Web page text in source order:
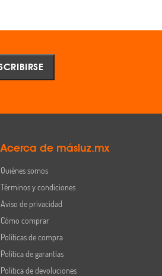
Acerca de másluz.mx
Quiénes somos
Términos y condiciones
Aviso de privacidad
Cómo comprar
Políticas de compra
Política de garantías
Política de devoluciones